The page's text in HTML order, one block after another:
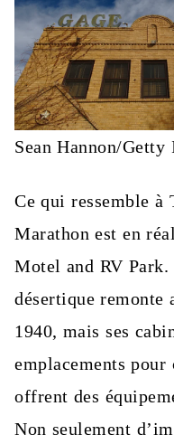
Sean Hannon/Getty
Ce qui ressemble à
Marathon est en
Motel and RV
désertique remonte
1940, mais ses
emplacements pour
offrent des
Non seulement